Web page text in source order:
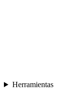
Herramientas